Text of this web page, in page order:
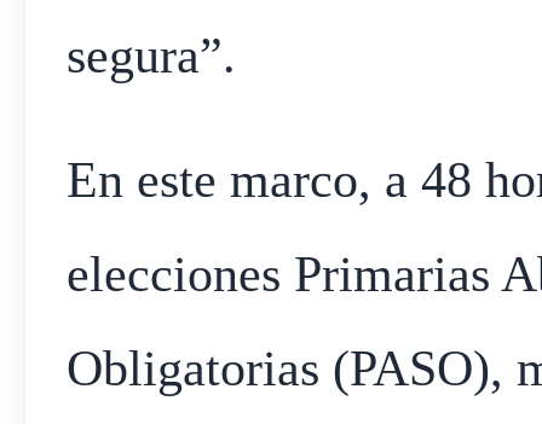
segura”.
En este marco, a 48
elecciones Primarias
Obligatorias (PASO),